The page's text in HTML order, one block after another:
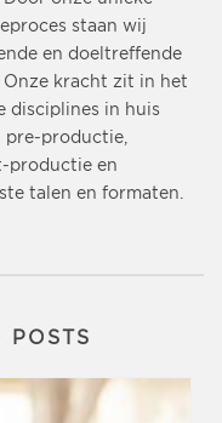
staan wij
en doeltreffende
kracht zit in het
disciplines in huis
pre-productie,
productie en
talen en formaten.
POSTS